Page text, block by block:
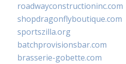
roadwayconstructioninc.com
shopdragonflyboutique.com
sportszilla.org
batchprovisionsbar.com
brasserie-gobette.com